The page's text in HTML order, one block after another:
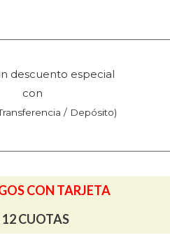
descuento especial
con
/ Depósito)
CON TARJETA
CUOTAS